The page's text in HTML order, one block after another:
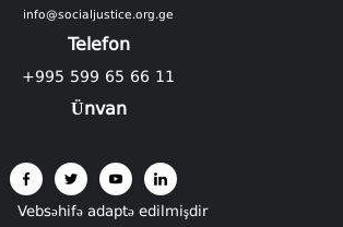
info@socialjustice.org.ge
Telefon
+995 599 65 66 11
Ünvan
Vebsəhifə adaptə edilmişdir